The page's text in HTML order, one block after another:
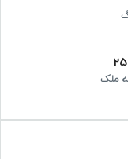
ملک